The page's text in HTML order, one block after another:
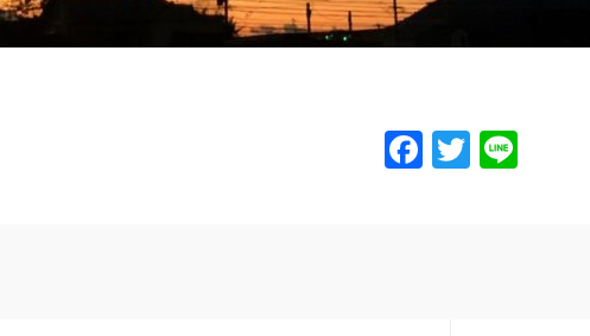
Facebook
Twitter